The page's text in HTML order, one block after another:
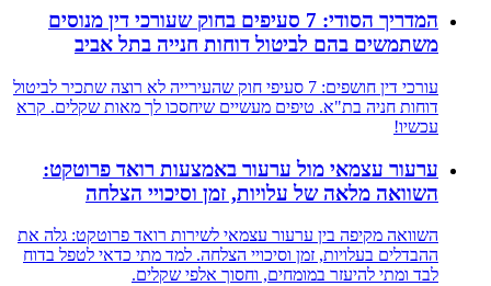
המדריך הסודי: 7 סעיפים בחוק שעורכי דין מנוסים
משתמשים בהם לביטול דוחות חנייה בתל אביב
עורכי דין חושפים: 7 סעיפי חוק שהעירייה לא רוצה שתכיר לביטול
דוחות חניה בת"א. טיפים מעשיים שיחסכו לך מאות שקלים. קרא
עכשיו!
ערעור עצמאי מול ערעור באמצעות רואד פרוטקט:
השוואה מלאה של עלויות, זמן וסיכויי הצלחה
השוואה מקיפה בין ערעור עצמאי לשירות רואד פרוטקט: גלה את
ההבדלים בעלויות, זמן וסיכויי הצלחה. למד מתי כדאי לטפל בדוח
לבד ומתי להיעזר במומחים, וחסוך אלפי שקלים.